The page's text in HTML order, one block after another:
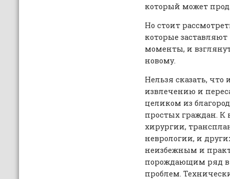
который может
Но стоит
которые
моменты, и
новому.
Нельзя сказать, что
извлечению и
целиком из
простых граждан. К
хирургии,
неврологии, и
неизбежным и
порождающим ряд
проблем.